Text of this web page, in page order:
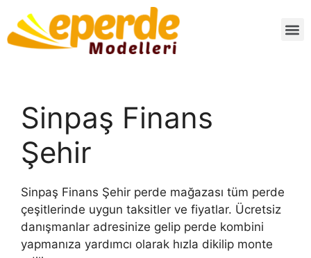
Sinpaş Finans
Şehir
Sinpaş Finans Şehir perde mağazası tüm perde
çeşitlerinde uygun taksitler ve fiyatlar. Ücretsiz
danışmanlar adresinize gelip perde kombini
yapmanıza yardımcı olarak hızla dikilip monte